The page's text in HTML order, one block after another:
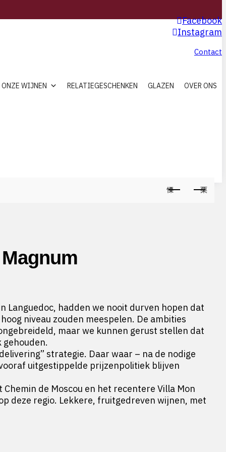
Facebook
Instagram
Contact
ONZE WIJNEN RELATIEGESCHENKEN GLAZEN OVER ONS
Languedoc, hadden we nooit durven hopen dat
niveau zouden meespelen. De ambities
maar we kunnen gerust stellen dat
strategie. Daar waar – na de nodige
uitgestippelde prijzenpolitiek blijven
de Moscou en het recentere Villa Mon
deze regio. Lekkere, fruitgedreven wijnen, met